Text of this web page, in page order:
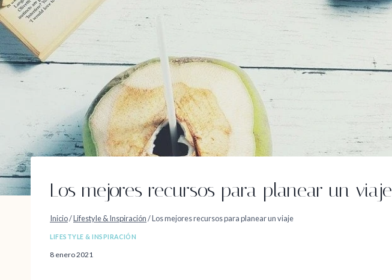
Los mejores recursos para planear un viaje
Inicio/Lifestyle & Inspiración/Los mejores recursos para planear un viaje
LIFESTYLE & INSPIRACIÓN
8 enero 2021